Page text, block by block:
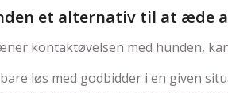
et alternativ til at æde
kontaktøvelsen med hunden,
løs med godbidder i en given